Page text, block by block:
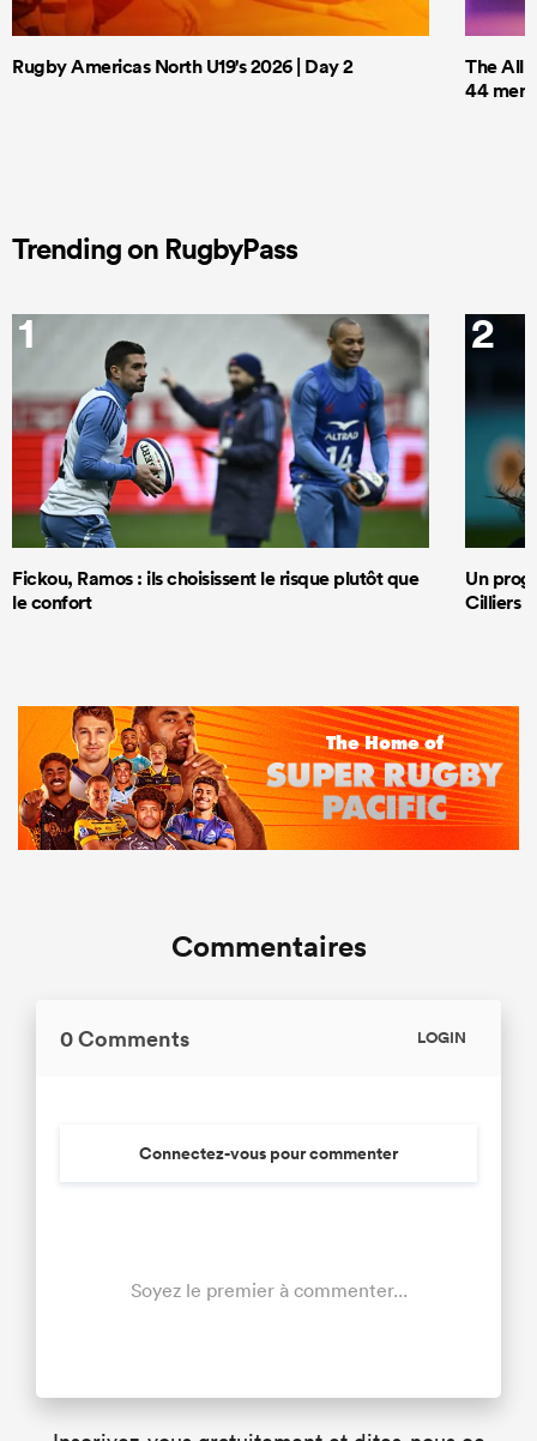
Rugby Americas North U19's 2026 | Day 2
The All
44 men
Trending on RugbyPass
1
Fickou, Ramos : ils choisissent le risque plutôt que
le confort
2
Un
Cilliers
Commentaires
0 Comments LOGIN
Connectez-vous pour commenter
Soyez le premier à commenter...